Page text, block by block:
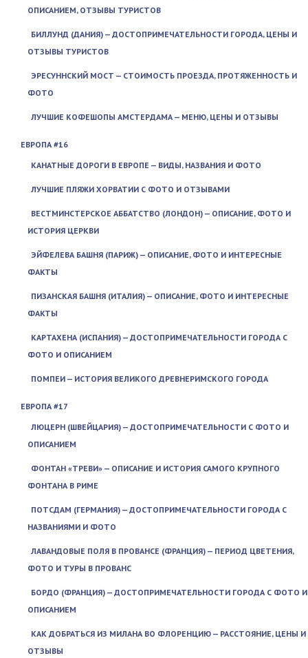
ОПИСАНИЕМ, ОТЗЫВЫ ТУРИСТОВ
БИЛЛУНД (ДАНИЯ) — ДОСТОПРИМЕЧАТЕЛЬНОСТИ ГОРОДА, ЦЕНЫ И
ОТЗЫВЫ ТУРИСТОВ
ЭРЕСУННСКИЙ МОСТ — СТОИМОСТЬ ПРОЕЗДА, ПРОТЯЖЕННОСТЬ И
ФОТО
ЛУЧШИЕ КОФЕШОПЫ АМСТЕРДАМА — МЕНЮ, ЦЕНЫ И ОТЗЫВЫ
ЕВРОПА #16
КАНАТНЫЕ ДОРОГИ В ЕВРОПЕ — ВИДЫ, НАЗВАНИЯ И ФОТО
ЛУЧШИЕ ПЛЯЖИ ХОРВАТИИ С ФОТО И ОТЗЫВАМИ
ВЕСТМИНСТЕРСКОЕ АББАТСТВО (ЛОНДОН) — ОПИСАНИЕ, ФОТО И
ИСТОРИЯ ЦЕРКВИ
ЭЙФЕЛЕВА БАШНЯ (ПАРИЖ) — ОПИСАНИЕ, ФОТО И ИНТЕРЕСНЫЕ
ФАКТЫ
ПИЗАНСКАЯ БАШНЯ (ИТАЛИЯ) — ОПИСАНИЕ, ФОТО И ИНТЕРЕСНЫЕ
ФАКТЫ
КАРТАХЕНА (ИСПАНИЯ) — ДОСТОПРИМЕЧАТЕЛЬНОСТИ ГОРОДА С
ФОТО И ОПИСАНИЕМ
ПОМПЕИ — ИСТОРИЯ ВЕЛИКОГО ДРЕВНЕРИМСКОГО ГОРОДА
ЕВРОПА #17
ЛЮЦЕРН (ШВЕЙЦАРИЯ) — ДОСТОПРИМЕЧАТЕЛЬНОСТИ С ФОТО И
ОПИСАНИЕМ
ФОНТАН «ТРЕВИ» — ОПИСАНИЕ И ИСТОРИЯ САМОГО КРУПНОГО
ФОНТАНА В РИМЕ
ПОТСДАМ (ГЕРМАНИЯ) — ДОСТОПРИМЕЧАТЕЛЬНОСТИ ГОРОДА С
НАЗВАНИЯМИ И ФОТО
ЛАВАНДОВЫЕ ПОЛЯ В ПРОВАНСЕ (ФРАНЦИЯ) — ПЕРИОД ЦВЕТЕНИЯ,
ФОТО И ТУРЫ В ПРОВАНС
БОРДО (ФРАНЦИЯ) — ДОСТОПРИМЕЧАТЕЛЬНОСТИ ГОРОДА С ФОТО И
ОПИСАНИЕМ
КАК ДОБРАТЬСЯ ИЗ МИЛАНА ВО ФЛОРЕНЦИЮ — РАССТОЯНИЕ, ЦЕНЫ И
ОТЗЫВЫ